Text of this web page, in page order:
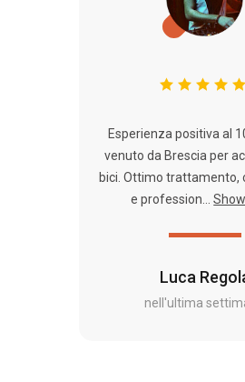
Luca
nell'ultima
Esperienza positiva al
venuto da Brescia per
bici. Ottimo trattamento,
e profession...